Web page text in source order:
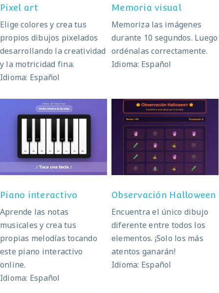
Pixel art
Elige colores y crea tus
propios dibujos pixelados
desarrollando la creatividad
y la motricidad fina.
Idioma: Español
Memoria visual
Memoriza las imágenes
durante 10 segundos. Luego
ordénalas correctamente.
Idioma: Español
Piano interactivo
Piano interactivo
Aprende las notas
musicales y crea tus
propias melodías tocando
este piano interactivo
online.
Idioma: Español
Observación
Halloween
Observación Halloween
Encuentra el único dibujo
diferente entre todos los
elementos. ¡Solo los más
atentos ganarán!
Idioma: Español